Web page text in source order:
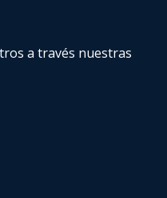
a través nuestras